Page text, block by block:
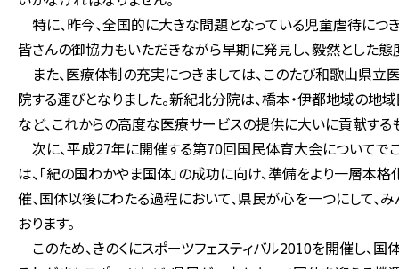
特に、昨今、全国的に大きな問題となっている児童虐待につ
皆さんの御協力もいただきながら早期に発見し、毅然とした態
また、医療体制の充実につきましては、このたび和歌山県
院する運びとなりました。新紀北分院は、橋本・伊都地域の
など、これからの高度な医療サービスの提供に大いに貢献する
次に、平成27年に開催する第70回国民体育大会についてで
は、「紀の国わかやま国体」の成功に向け、準備をより一層本
催、国体以後にわたる過程において、県民が心を一つにして
おります。
このため、きのくにスポーツフェスティバル2010を開催し、